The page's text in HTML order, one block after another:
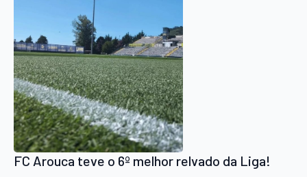
FC Arouca teve o 6º melhor relvado da Liga!